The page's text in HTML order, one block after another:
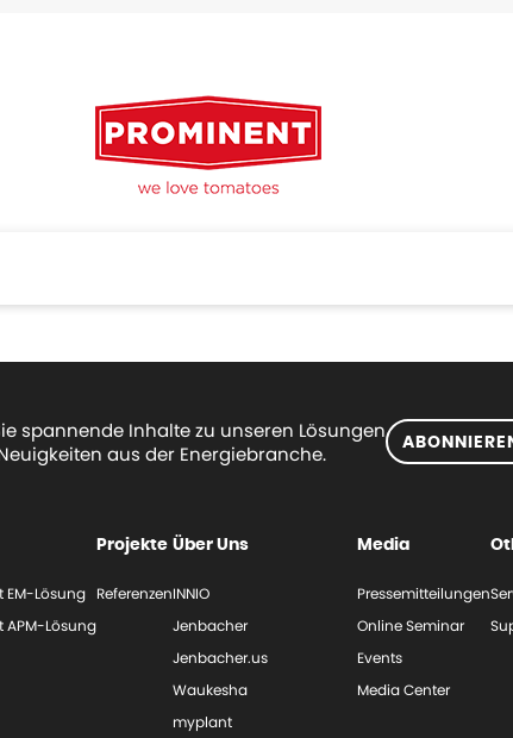
spannende Inhalte zu unseren Lösungen
aus der Energiebranche.
EM-Lösung
APM-Lösung
Projekte
Referenzen
Über Uns
INNIO
Jenbacher
Jenbacher.us
Waukesha
myplant
Media
Pressemitteilungen
Online Seminar
Events
Media Center